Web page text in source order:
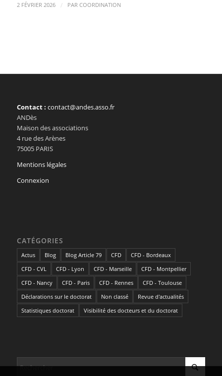
2 FÉVRIER 2026 / PAR COORDINATION
Contact : contact@andes.asso.fr
ANDès
Maison des associations
4 rue des Arènes
75005 PARIS
Mentions légales
Connexion
CATÉGORIES
Actus Blog Blog Article 79 CFD
CFD - Bordeaux
CFD - CVL
CFD - Lyon CFD - Marseille
CFD - Montpellier
CFD - Nancy
CFD - Paris CFD - Rennes
CFD - Toulouse
Déclarations sur le doctorat
Non classé
Revue d'actualités
Statistiques doctorat
Visibilité des docteurs et du doctorat